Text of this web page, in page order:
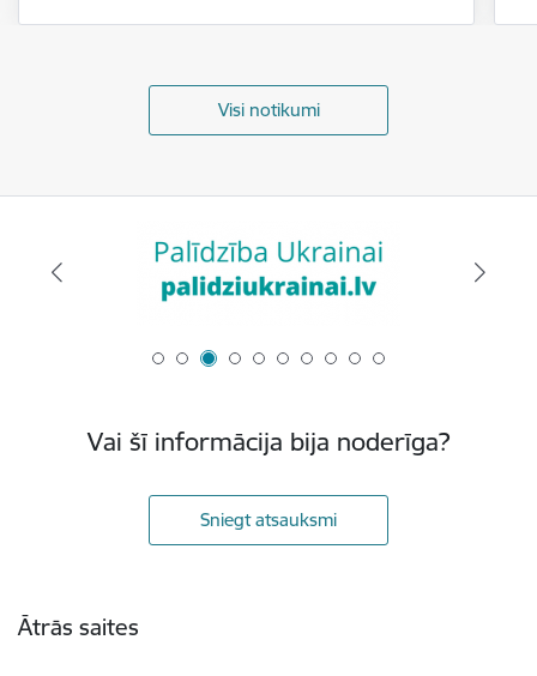
Visi notikumi
Vai šī informācija bija noderīga?
Sniegt atsauksmi
Ātrās saites